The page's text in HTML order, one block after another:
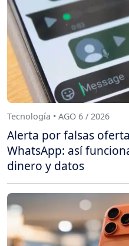
Tecnología • AGO 6 / 2026
Alerta por falsas
WhatsApp: así
dinero y datos